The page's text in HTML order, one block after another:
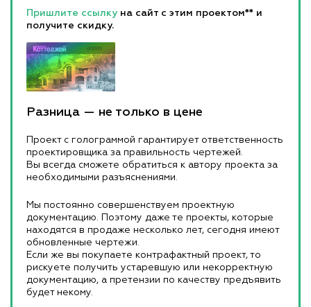
Пришлите ссылку на сайт с этим проектом** и
получите скидку.
Разница — не только в цене
Проект с голограммой гарантирует ответственность
проектировщика за правильность чертежей.
Вы всегда сможете обратиться к автору проекта за
необходимыми разъяснениями.
Мы постоянно совершенствуем проектную
документацию. Поэтому даже те проекты, которые
находятся в продаже несколько лет, сегодня имеют
обновленные чертежи.
Если же вы покупаете контрафактный проект, то
рискуете получить устаревшую или некорректную
документацию, а претензии по качеству предъявить
будет некому.